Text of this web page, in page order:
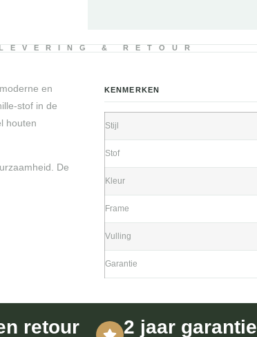
LEVERING & RETOUR
en
stof in de
houten
De
KENMERKEN
Stijl
Stof
Kleur
Frame
Vulling
Garantie
retour 2 jaar garantie